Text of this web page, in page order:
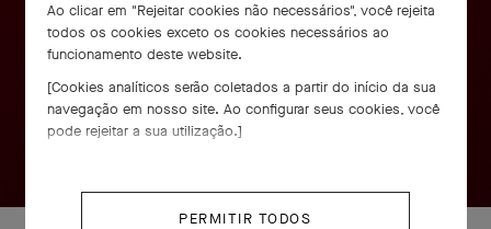
Ao clicar em "Rejeitar cookies não necessários", você rejeita
todos os cookies exceto os cookies necessários ao
funcionamento deste website.
[Cookies analíticos serão coletados a partir do início da sua
navegação em nosso site. Ao configurar seus cookies, você
pode rejeitar a sua utilização.]
PERMITIR TODOS